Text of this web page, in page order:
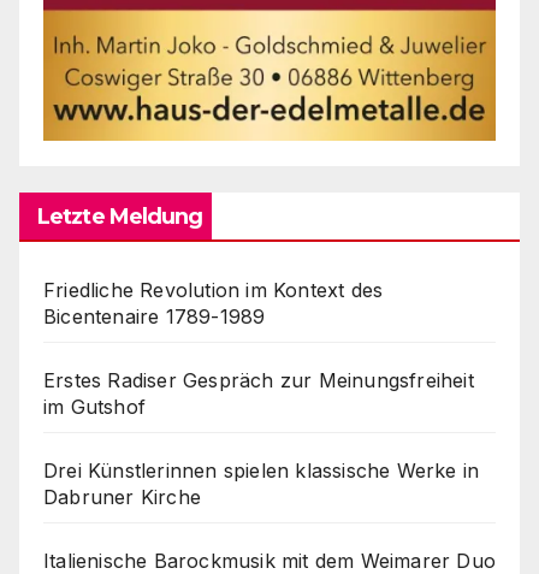
Letzte Meldung
Friedliche Revolution im Kontext des
Bicentenaire 1789-1989
Erstes Radiser Gespräch zur Meinungsfreiheit
im Gutshof
Drei Künstlerinnen spielen klassische Werke in
Dabruner Kirche
Italienische Barockmusik mit dem Weimarer Duo